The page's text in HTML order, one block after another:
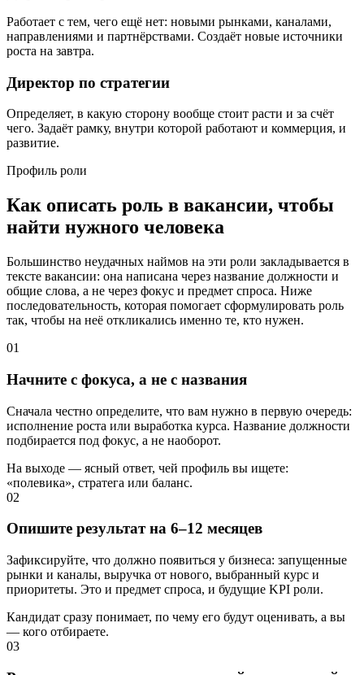
Работает с тем, чего ещё нет: новыми рынками, каналами,
направлениями и партнёрствами. Создаёт новые источники
роста на завтра.
Директор по стратегии
Определяет, в какую сторону вообще стоит расти и за счёт
чего. Задаёт рамку, внутри которой работают и коммерция, и
развитие.
Профиль роли
Как описать роль в вакансии, чтобы
найти нужного человека
Большинство неудачных наймов на эти роли закладывается в
тексте вакансии: она написана через название должности и
общие слова, а не через фокус и предмет спроса. Ниже
последовательность, которая помогает сформулировать роль
так, чтобы на неё откликались именно те, кто нужен.
01
Начните с фокуса, а не с названия
Сначала честно определите, что вам нужно в первую очередь:
исполнение роста или выработка курса. Название должности
подбирается под фокус, а не наоборот.
На выходе — ясный ответ, чей профиль вы ищете:
«полевика», стратега или баланс.
02
Опишите результат на 6–12 месяцев
Зафиксируйте, что должно появиться у бизнеса: запущенные
рынки и каналы, выручка от нового, выбранный курс и
приоритеты. Это и предмет спроса, и будущие KPI роли.
Кандидат сразу понимает, по чему его будут оценивать, а вы
— кого отбираете.
03